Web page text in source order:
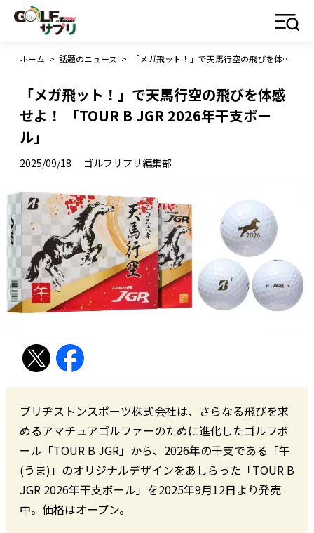
ホーム > 話題のニュース > 「メガ飛ット！」で天馬行空の飛びを体感せよ！ 「TOUR B JGR 2026年干支ボール」
「メガ飛ット！」で天馬行空の飛びを体感
せよ！ 「TOUR B JGR 2026年干支ボー
ル」
2025/09/18 ゴルフサプリ編集部
ブリヂストンスポーツ株式会社は、さらなる飛びを求
めるアマチュアゴルファーのために進化したゴルフボ
ール「TOUR B JGR」から、2026年の干支である「午
(うま)」のオリジナルデザインをあしらった「TOUR B
JGR 2026年干支ボール」を2025年9月12日より発売
中。価格はオープン。